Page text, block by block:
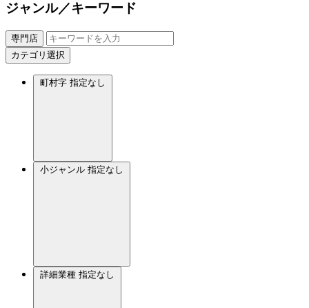
ジャンル／キーワード
専門店
カテゴリ選択
町村字 指定なし
小ジャンル 指定なし
詳細業種 指定なし